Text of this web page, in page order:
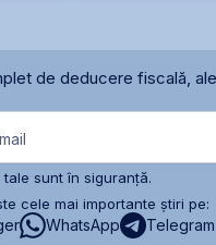
de deducere fiscală,
tale sunt în siguranță.
cele mai importante știri pe:
WhatsApp Telegram